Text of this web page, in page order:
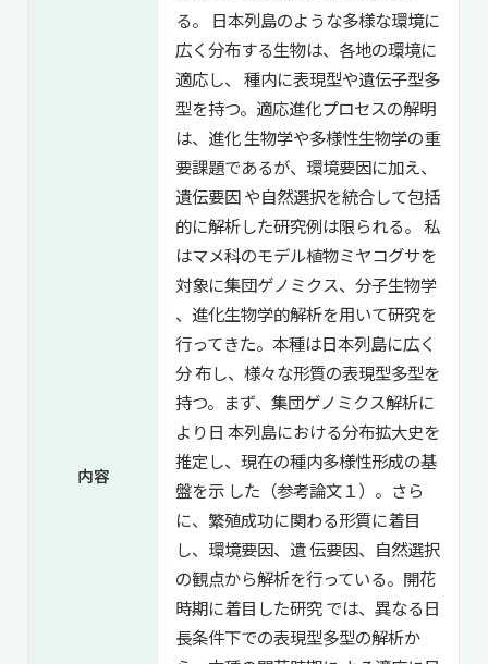
内容
る。 日本列島のような多様な環境に
広く分布する生物は、各地の環境に
適応し、 種内に表現型や遺伝子型多
型を持つ。適応進化プロセスの解明
は、進化 生物学や多様性生物学の重
要課題であるが、環境要因に加え、
遺伝要因 や自然選択を統合して包括
的に解析した研究例は限られる。 私
はマメ科のモデル植物ミヤコグサを
対象に集団ゲノミクス、分子生物学
、進化生物学的解析を用いて研究を
行ってきた。本種は日本列島に広く
分 布し、様々な形質の表現型多型を
持つ。まず、集団ゲノミクス解析に
より日 本列島における分布拡大史を
推定し、現在の種内多様性形成の基
盤を示 した（参考論文１）。さら
に、繁殖成功に関わる形質に着目
し、環境要因、遺 伝要因、自然選択
の観点から解析を行っている。開花
時期に着目した研究 では、異なる日
長条件下での表現型多型の解析か